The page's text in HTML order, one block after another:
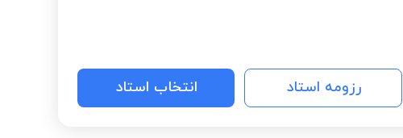
رزومه استاد انتخاب استاد